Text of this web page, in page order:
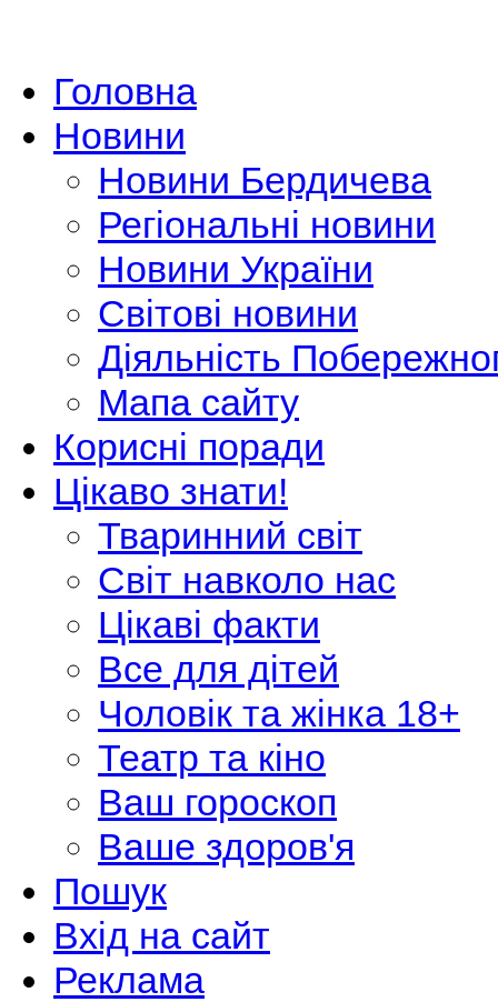
Головна
Новини
Новини Бердичева
Регіональні новини
Новини України
Світові новини
Діяльність
Мапа сайту
Корисні поради
Цікаво знати!
Тваринний світ
Світ навколо нас
Цікаві факти
Все для дітей
Чоловік та жінка 18+
Театр та кіно
Ваш гороскоп
Ваше здоров'я
Пошук
Вхід на сайт
Реклама